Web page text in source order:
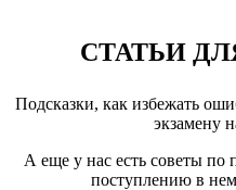
СТАТЬИ
Подсказки, как избежать
экзамену
А еще у нас есть советы
поступлению в